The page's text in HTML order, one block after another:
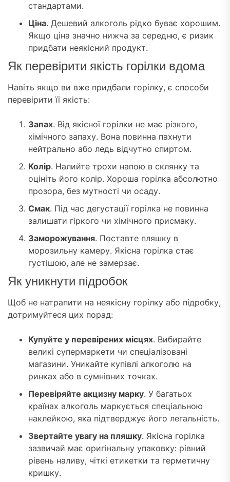
стандартами.
Ціна. Дешевий алкоголь рідко буває хорошим.
Якщо ціна значно нижча за середню, є ризик
придбати неякісний продукт.
Як перевірити якість горілки вдома
Навіть якщо ви вже придбали горілку, є способи
перевірити її якість:
Запах. Від якісної горілки не має різкого,
хімічного запаху. Вона повинна пахнути
нейтрально або ледь відчутно спиртом.
Колір. Налийте трохи напою в склянку та
оцініть його колір. Хороша горілка абсолютно
прозора, без мутності чи осаду.
Смак. Під час дегустації горілка не повинна
залишати гіркого чи хімічного присмаку.
Заморожування. Поставте пляшку в
морозильну камеру. Якісна горілка стає
густішою, але не замерзає.
Як уникнути підробок
Щоб не натрапити на неякісну горілку або підробку,
дотримуйтеся цих порад:
Купуйте у перевірених місцях. Вибирайте
великі супермаркети чи спеціалізовані
магазини. Уникайте купівлі алкоголю на
ринках або в сумнівних точках.
Перевіряйте акцизну марку. У багатьох
країнах алкоголь маркується спеціальною
наклейкою, яка підтверджує його легальність.
Звертайте увагу на пляшку. Якісна горілка
зазвичай має оригінальну упаковку: рівний
рівень наливу, чіткі етикетки та герметичну
кришку.